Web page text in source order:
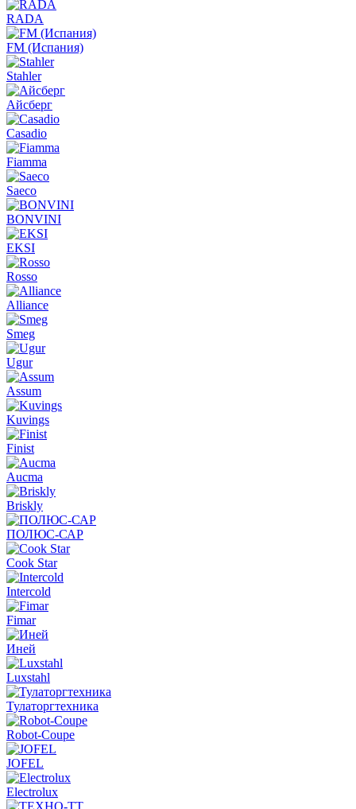
RADA
FM (Испания)
Stahler
Айсберг
Casadio
Fiamma
Saeco
BONVINI
EKSI
Rosso
Alliance
Smeg
Ugur
Assum
Kuvings
Finist
Aucma
Briskly
ПОЛЮС-САР
Cook Star
Intercold
Fimar
Иней
Luxstahl
Тулаторгтехника
Robot-Coupe
JOFEL
Electrolux